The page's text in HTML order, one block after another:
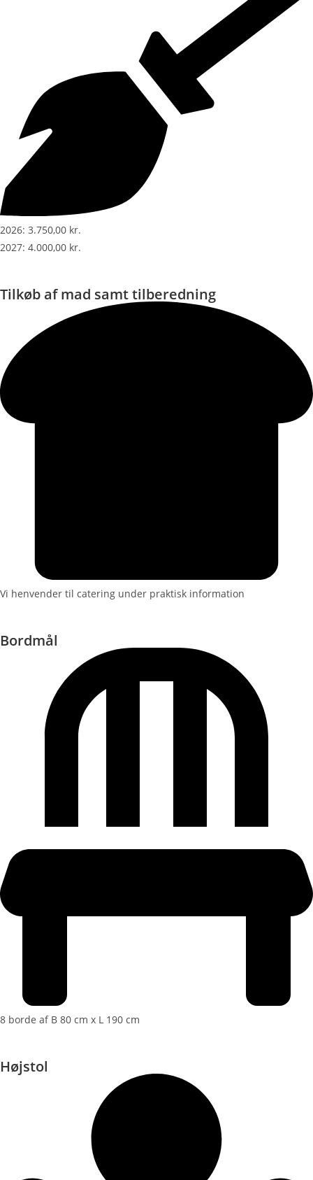
2026: 3.750,00 kr.
2027: 4.000,00 kr.
Tilkøb af mad samt tilberedning
Vi henvender til catering under praktisk information
Bordmål
8 borde af B 80 cm x L 190 cm
Højstol